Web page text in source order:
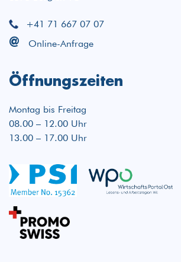
+41 71 667 07 07
@ Online-Anfrage
Öffnungszeiten
Montag bis Freitag
08.00 – 12.00 Uhr
13.00 – 17.00 Uhr